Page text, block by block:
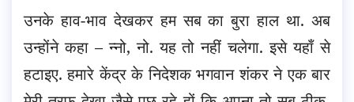
उनके हाव-भाव देखकर हम सब का बुरा हाल था. अब
उन्होंने कहा – न्नो, नो. यह तो नहीं चलेगा. इसे यहाँ से
हटाइए. हमारे केंद्र के निदेशक भगवान शंकर ने एक बार